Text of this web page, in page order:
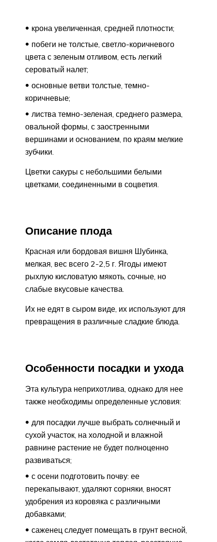
крона увеличенная, средней плотности;
побеги не толстые, светло-коричневого
цвета с зеленым отливом, есть легкий
сероватый налет;
основные ветви толстые, темно-
коричневые;
листва темно-зеленая, среднего размера,
овальной формы, с заостренными
вершинами и основанием, по краям мелкие
зубчики.
Цветки сакуры с небольшими белыми
цветками, соединенными в соцветия.
Описание плода
Красная или бордовая вишня Шубинка,
мелкая, вес всего 2-2,5 г. Ягоды имеют
рыхлую кисловатую мякоть, сочные, но
слабые вкусовые качества.
Их не едят в сыром виде, их используют для
превращения в различные сладкие блюда.
Особенности посадки и ухода
Эта культура неприхотлива, однако для нее
также необходимы определенные условия:
для посадки лучше выбрать солнечный и
сухой участок, на холодной и влажной
равнине растение не будет полноценно
развиваться;
с осени подготовить почву: ее
перекапывают, удаляют сорняки, вносят
удобрения из коровяка с различными
добавками;
саженец следует помещать в грунт весной,